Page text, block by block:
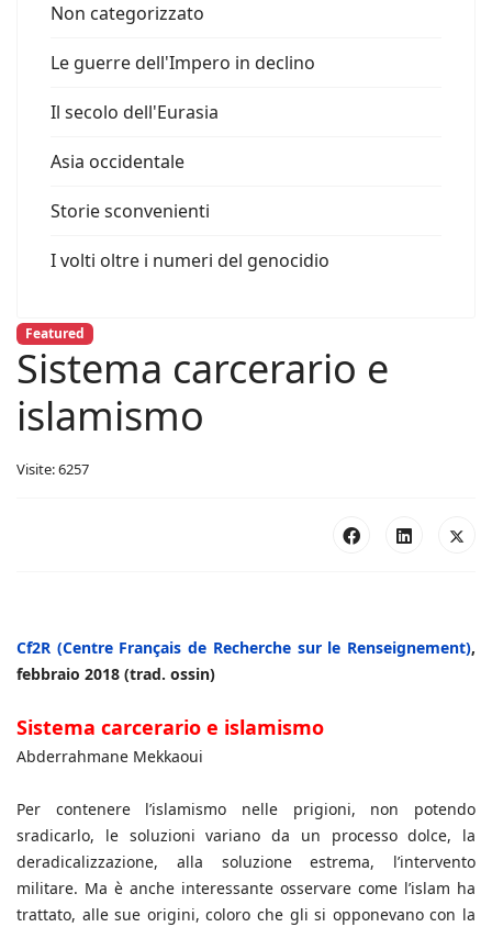
Non categorizzato
Le guerre dell'Impero in declino
Il secolo dell'Eurasia
Asia occidentale
Storie sconvenienti
I volti oltre i numeri del genocidio
Featured
Sistema carcerario e
islamismo
Visite: 6257
Cf2R (Centre Français de Recherche sur le Renseignement),
febbraio 2018 (trad. ossin)
Sistema carcerario e islamismo
Abderrahmane Mekkaoui
Per contenere l’islamismo nelle prigioni, non potendo
sradicarlo, le soluzioni variano da un processo dolce, la
deradicalizzazione, alla soluzione estrema, l’intervento
militare. Ma è anche interessante osservare come l’islam ha
trattato, alle sue origini, coloro che gli si opponevano con la